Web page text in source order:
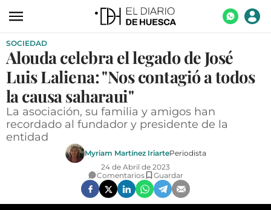
ACTUALIDAD
ECONOMÍA
TECNOLOGÍA
TURISMO
AGROALIMENTACIÓN
SOCIEDAD
SOCIEDAD
Alouda celebra el legado de José
Luis Laliena: "Nos contagió a todos
la causa saharaui"
La asociación, su familia y amigos han
recordado al fundador y presidente de la
entidad
Myriam Martínez IriartePeriodista
24 de Abril de 2023
Comentarios
Guardar